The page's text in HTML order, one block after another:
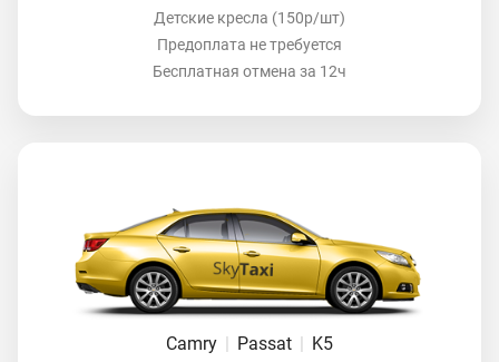
Детские кресла (150р/шт)
Предоплата не требуется
Бесплатная отмена за 12ч
Camry Passat K5